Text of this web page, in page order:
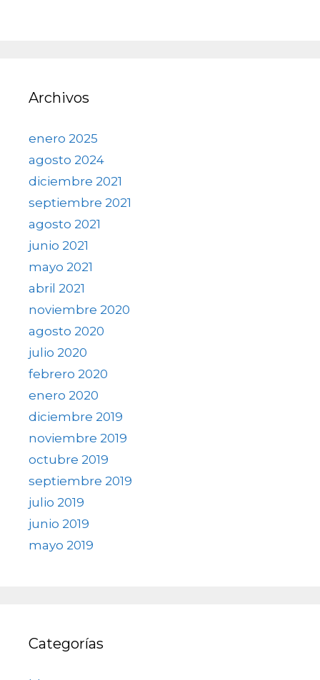
Archivos
enero 2025
agosto 2024
diciembre 2021
septiembre 2021
agosto 2021
junio 2021
mayo 2021
abril 2021
noviembre 2020
agosto 2020
julio 2020
febrero 2020
enero 2020
diciembre 2019
noviembre 2019
octubre 2019
septiembre 2019
julio 2019
junio 2019
mayo 2019
Categorías